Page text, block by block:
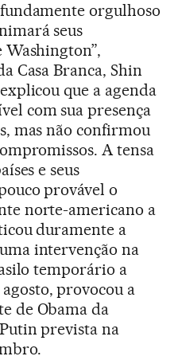
orgulhoso
seus
Casa Branca, Shin
que a agenda
com sua presença
mas não confirmou
A tensa
e seus
provável o
norte-americano a
duramente a
intervenção na
temporário a
provocou a
de Obama da
prevista na